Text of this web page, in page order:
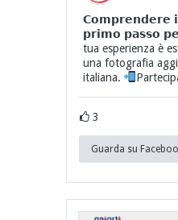
𝗖𝗼𝗺𝗽𝗿𝗲𝗻𝗱𝗲𝗿𝗲
𝗽𝗿𝗶𝗺𝗼 𝗽𝗮𝘀𝘀𝗼
tua esperienza è
una fotografia
italiana.
3
Guarda su